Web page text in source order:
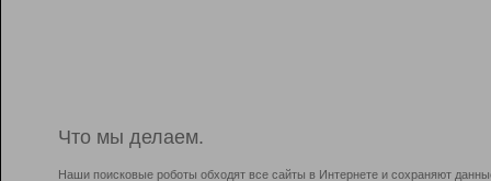
Что мы делаем.
Наши поисковые роботы обходят все сайты в Интернете и сохраняют